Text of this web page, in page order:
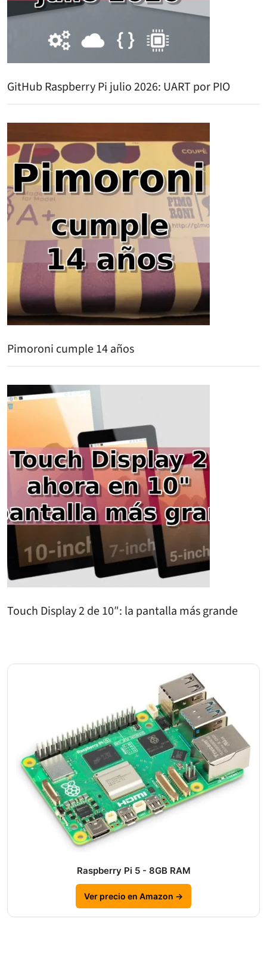
GitHub Raspberry Pi julio 2026: UART por PIO
Pimoroni cumple 14 años
Touch Display 2 de 10″: la pantalla más grande
Raspberry Pi 5 - 8GB RAM
Ver precio en Amazon →